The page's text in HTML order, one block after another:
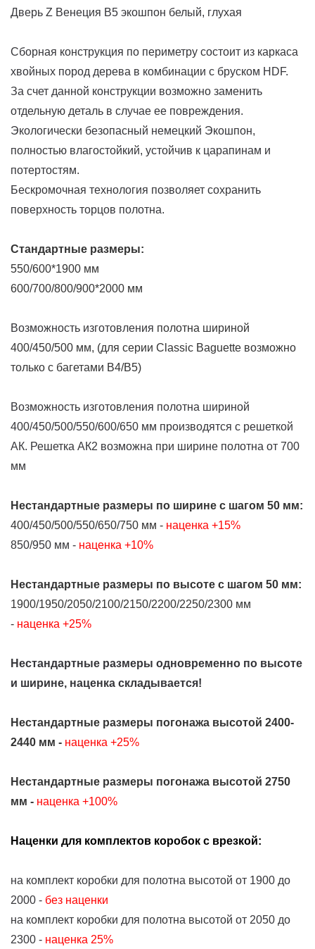
Дверь Z Венеция В5 экошпон белый, глухая
Сборная конструкция по периметру состоит из каркаса
хвойных пород дерева в комбинации с бруском HDF.
За счет данной конструкции возможно заменить
отдельную деталь в случае ее повреждения.
Экологически безопасный немецкий Экошпон,
полностью влагостойкий, устойчив к царапинам и
потертостям.
Бескромочная технология позволяет сохранить
поверхность торцов полотна.
Стандартные размеры:
550/600*1900 мм
600/700/800/900*2000 мм
Возможность изготовления полотна шириной
400/450/500 мм, (для серии Classic Baguette возможно
только с багетами В4/В5)
Возможность изготовления полотна шириной
400/450/500/550/600/650 мм производятся с решеткой
АК. Решетка АК2 возможна при ширине полотна от 700
мм
Нестандартные размеры по ширине с шагом 50 мм:
400/450/500/550/650/750 мм - наценка +15%
850/950 мм - наценка +10%
Нестандартные размеры по высоте с шагом 50 мм:
1900/1950/2050/2100/2150/2200/2250/2300 мм
- наценка +25%
Нестандартные размеры одновременно по высоте
и ширине, наценка складывается!
Нестандартные размеры погонажа высотой 2400-
2440 мм - наценка +25%
Нестандартные размеры погонажа высотой 2750
мм - наценка +100%
Наценки для комплектов коробок с врезкой:
на комплект коробки для полотна высотой от 1900 до
2000 - без наценки
на комплект коробки для полотна высотой от 2050 до
2300 - наценка 25%